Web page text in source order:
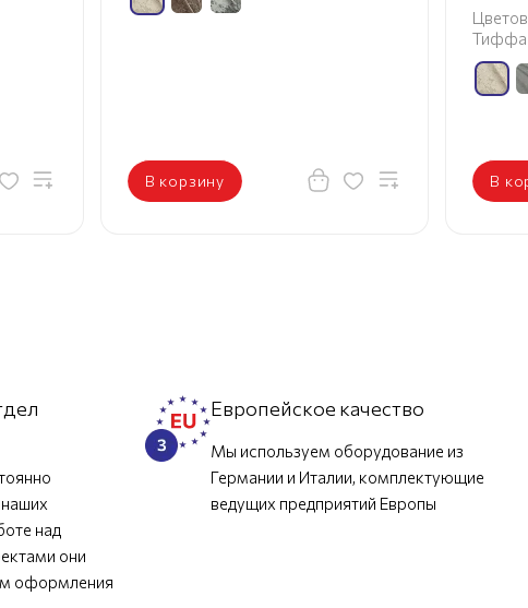
В корзину В
над
они
оформления
Европейское качество
Мы используем оборудование из
Германии и Италии, комплектующие
ведущих предприятий Европы